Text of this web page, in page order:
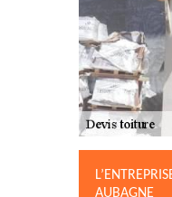
AUBAGNE